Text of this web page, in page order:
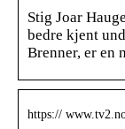
Stig Joar
bedre kjent
Brenner, er en
https://